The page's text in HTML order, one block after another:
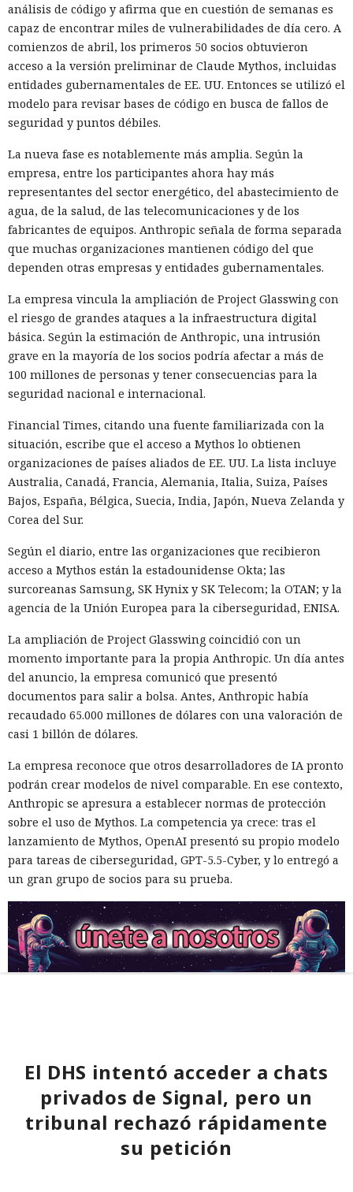
análisis de código y afirma que en cuestión de semanas es
capaz de encontrar miles de vulnerabilidades de día cero. A
comienzos de abril, los primeros 50 socios obtuvieron
acceso a la versión preliminar de Claude Mythos, incluidas
entidades gubernamentales de EE. UU. Entonces se utilizó el
modelo para revisar bases de código en busca de fallos de
seguridad y puntos débiles.
La nueva fase es notablemente más amplia. Según la
empresa, entre los participantes ahora hay más
representantes del sector energético, del abastecimiento de
agua, de la salud, de las telecomunicaciones y de los
fabricantes de equipos. Anthropic señala de forma separada
que muchas organizaciones mantienen código del que
dependen otras empresas y entidades gubernamentales.
La empresa vincula la ampliación de Project Glasswing con
el riesgo de grandes ataques a la infraestructura digital
básica. Según la estimación de Anthropic, una intrusión
grave en la mayoría de los socios podría afectar a más de
100 millones de personas y tener consecuencias para la
seguridad nacional e internacional.
Financial Times, citando una fuente familiarizada con la
situación, escribe que el acceso a Mythos lo obtienen
organizaciones de países aliados de EE. UU. La lista incluye
Australia, Canadá, Francia, Alemania, Italia, Suiza, Países
Bajos, España, Bélgica, Suecia, India, Japón, Nueva Zelanda y
Corea del Sur.
Según el diario, entre las organizaciones que recibieron
acceso a Mythos están la estadounidense Okta; las
surcoreanas Samsung, SK Hynix y SK Telecom; la OTAN; y la
agencia de la Unión Europea para la ciberseguridad, ENISA.
La ampliación de Project Glasswing coincidió con un
momento importante para la propia Anthropic. Un día antes
del anuncio, la empresa comunicó que presentó
documentos para salir a bolsa. Antes, Anthropic había
recaudado 65.000 millones de dólares con una valoración de
casi 1 billón de dólares.
La empresa reconoce que otros desarrolladores de IA pronto
podrán crear modelos de nivel comparable. En ese contexto,
Anthropic se apresura a establecer normas de protección
sobre el uso de Mythos. La competencia ya crece: tras el
lanzamiento de Mythos, OpenAI presentó su propio modelo
para tareas de ciberseguridad, GPT-5.5-Cyber, y lo entregó a
un gran grupo de socios para su prueba.
El DHS intentó acceder a chats
privados de Signal, pero un
tribunal rechazó rápidamente
su petición